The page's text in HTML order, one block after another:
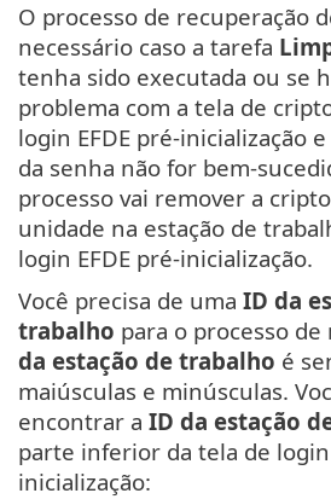
O processo de recuperação
necessário caso a tarefa
tenha sido executada ou se
problema com a tela de
login EFDE pré-inicialização
da senha não for bem-
processo vai remover a
unidade na estação de
login EFDE pré-inicialização.
Você precisa de uma ID da
trabalho para o processo de
da estação de trabalho é
maiúsculas e minúsculas.
encontrar a ID da estação
parte inferior da tela de
inicialização: